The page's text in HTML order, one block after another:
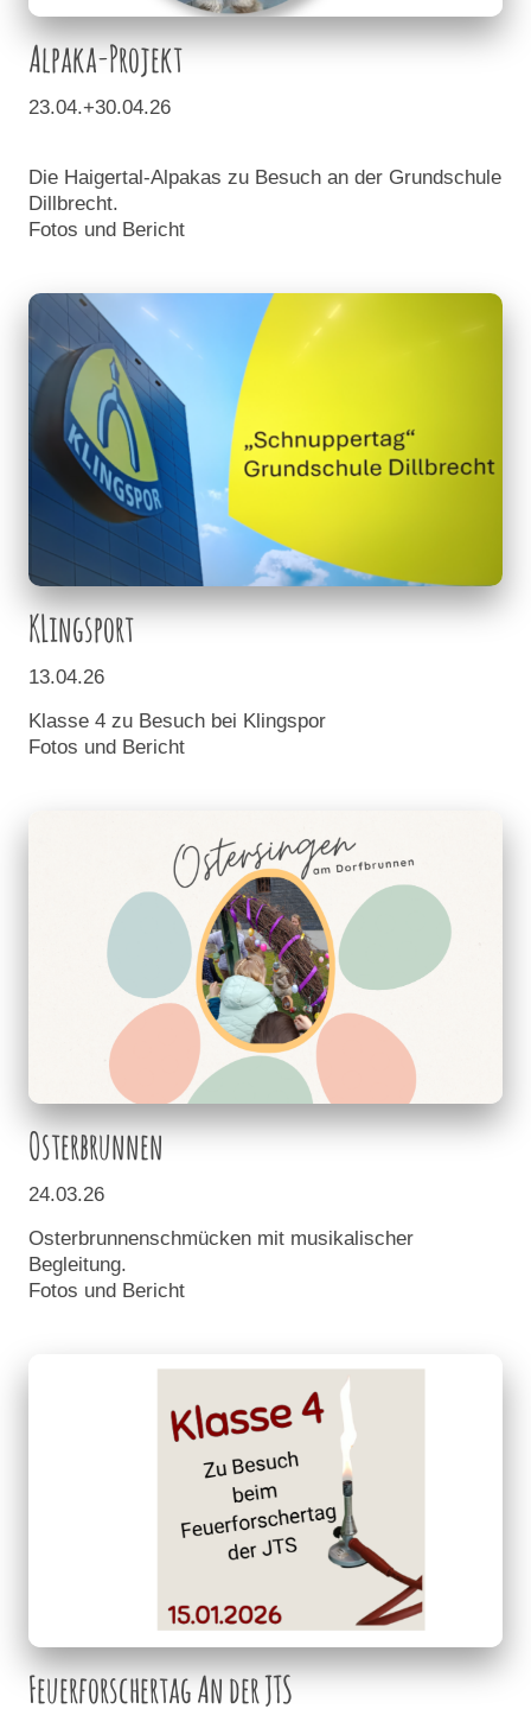
Alpaka-Projekt
23.04.+30.04.26
Die Haigertal-Alpakas zu Besuch an der Grundschule
Dillbrecht.
Fotos und Bericht
KLingsport
13.04.26
Klasse 4 zu Besuch bei Klingspor
Fotos und Bericht
Osterbrunnen
24.03.26
Osterbrunnenschmücken mit musikalischer
Begleitung.
Fotos und Bericht
Feuerforschertag An der JTS